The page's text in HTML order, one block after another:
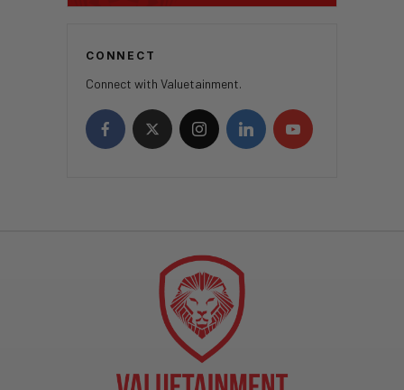
CONNECT
Connect with Valuetainment.